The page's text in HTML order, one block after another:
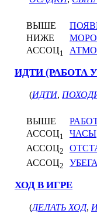
ВЫШЕ
НИЖЕ
АССОЦ1
ИДТИ (РАБОТА
(ИДТИ,
ВЫШЕ
АССОЦ1
ЧАСЫ
АССОЦ2
АССОЦ2
ХОД В ИГРЕ
(ДЕЛАТЬ ХОД,